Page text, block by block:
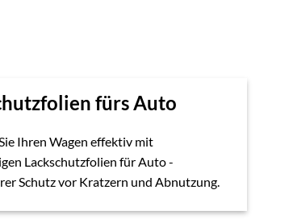
fürs Auto
Ihren Wagen effektiv mit
Lackschutzfolien für Auto -
Schutz vor Kratzern und Abnutzung.